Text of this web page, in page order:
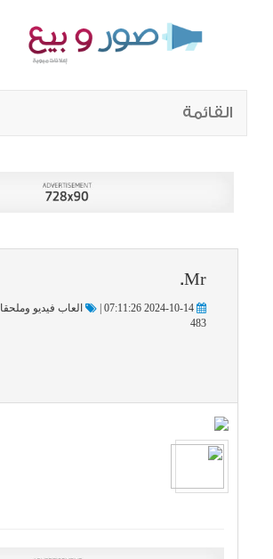
القائمة
العاب فيديو وملحقاتها - |